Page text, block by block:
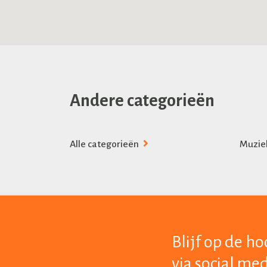
Andere categorieën
Alle categorieën
Blijf op de
via social